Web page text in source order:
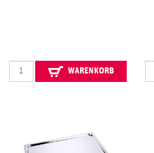
WARENKORB